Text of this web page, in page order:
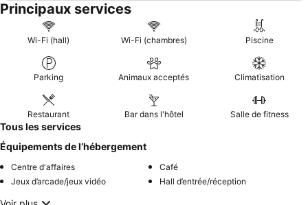
Principaux services
Wi-Fi (hall) Wi-Fi (chambres) Piscine
Parking Animaux acceptés Climatisation
Restaurant Bar dans l'hôtel Salle de fitness
Tous les services
Équipements de l’hébergement
Centre d'affaires
Café
Jeux d’arcade/jeux vidéo
Hall d’entrée/réception